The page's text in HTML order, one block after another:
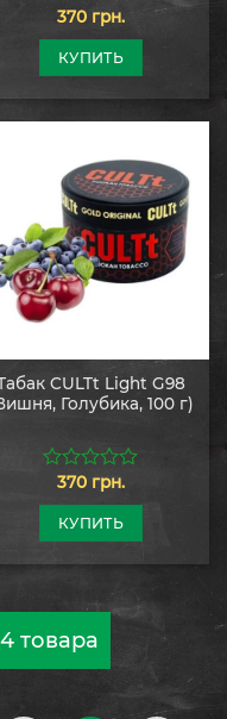
из
370 грн.
КУПИТЬ
CULTt Light G98
Голубика, 100 г)
из
370 грн.
КУПИТЬ
товара